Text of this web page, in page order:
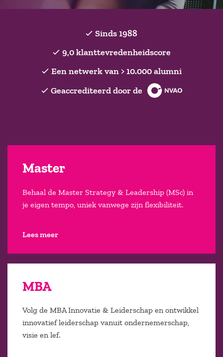
Sinds 1988
9,0 klanttevredenheidscore
Een netwerk van > 10.000 alumni
Geaccrediteerd door de
Master
Behaal de Master Strategy & Leadership (MSc) in
je eigen tempo, uniek vanwege zijn flexibiliteit.
Lees meer
MBA
Volg de MBA Innovatie & Leiderschap en ontwikkel
innovatief leiderschap vanuit ondernemerschap,
visie en lef.